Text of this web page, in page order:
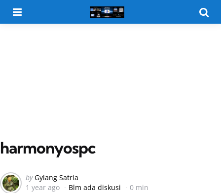
harmonyospc
Posted
by
by Gylang Satria
1 year ago
Blm ada diskusi 0 min